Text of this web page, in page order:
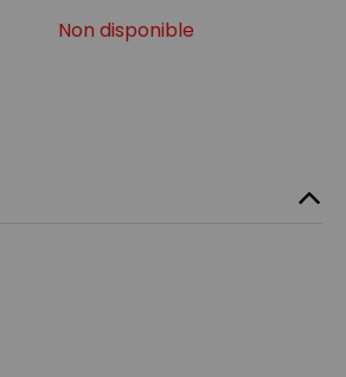
Non disponible